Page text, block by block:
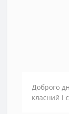
Доброго
класний і